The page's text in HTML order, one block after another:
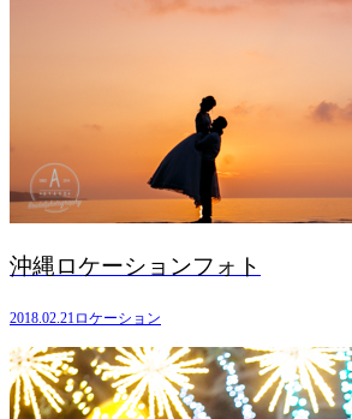
沖縄ロケーションフォト
2018.02.21ロケーション